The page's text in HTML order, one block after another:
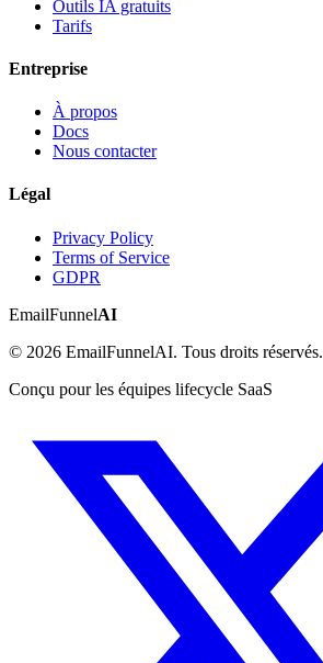
Outils IA gratuits
Tarifs
Entreprise
À propos
Docs
Nous contacter
Légal
Privacy Policy
Terms of Service
GDPR
EmailFunnelAI
© 2026 EmailFunnelAI. Tous droits réservés.
Conçu pour les équipes lifecycle SaaS